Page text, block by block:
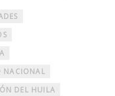
NACIONAL
DEL HUILA